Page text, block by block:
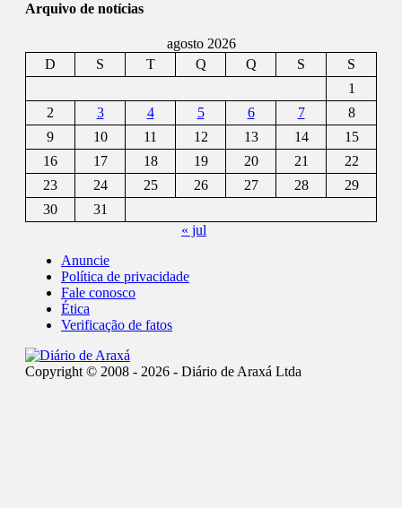
Arquivo de notícias
agosto 2026
D
S T Q Q S
S
1
2
3 4 5 6 7
8
9
10 11 12 13 14
15
16
17 18 19 20 21
22
23
24 25 26 27 28
29
30
31
« jul
Anuncie
Política de privacidade
Fale conosco
Ética
Verificação de fatos
Copyright © 2008 - 2026 - Diário de Araxá Ltda